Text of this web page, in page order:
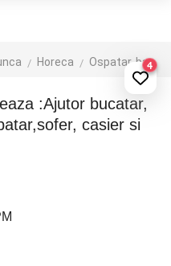
Horeca Ospatar, barman, sef de sala4
casier si